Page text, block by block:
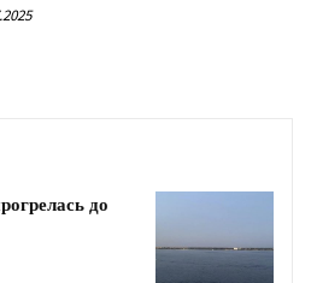
до